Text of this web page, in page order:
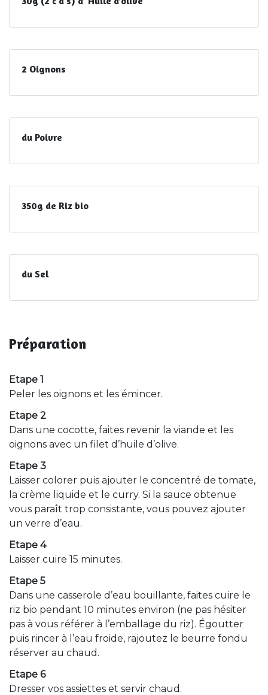
2 Oignons
du Poivre
350g de Riz bio
du Sel
Préparation
Etape 1
Peler les oignons et les émincer.
Etape 2
Dans une cocotte, faites revenir la viande et les
oignons avec un filet d’huile d’olive.
Etape 3
Laisser colorer puis ajouter le concentré de tomate,
la crème liquide et le curry. Si la sauce obtenue
vous paraît trop consistante, vous pouvez ajouter
un verre d’eau.
Etape 4
Laisser cuire 15 minutes.
Etape 5
Dans une casserole d’eau bouillante, faites cuire le
riz bio pendant 10 minutes environ (ne pas hésiter
pas à vous référer à l’emballage du riz). Égoutter
puis rincer à l’eau froide, rajoutez le beurre fondu
réserver au chaud.
Etape 6
Dresser vos assiettes et servir chaud.